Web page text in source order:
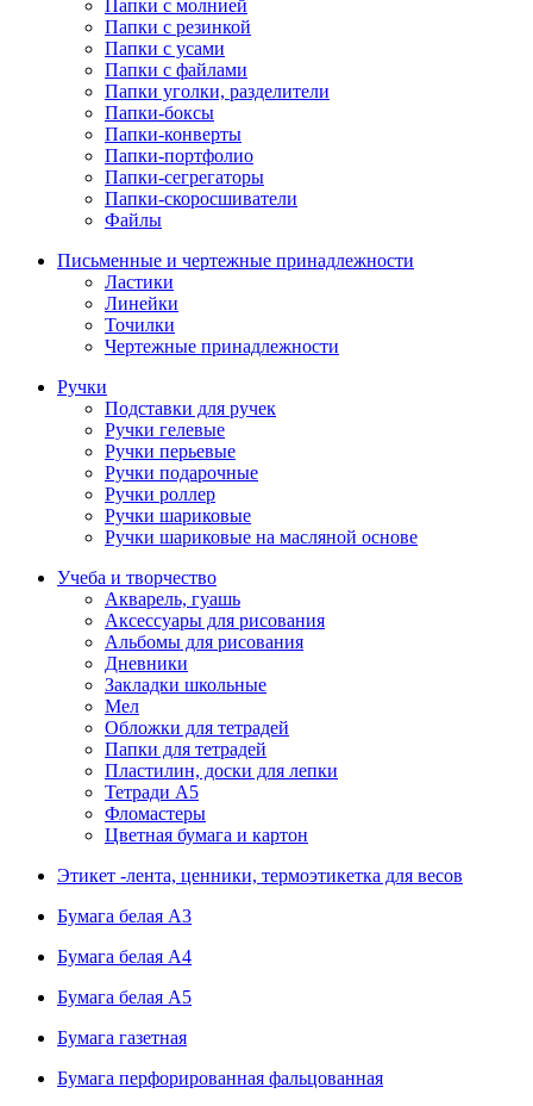
Папки с молнией
Папки с резинкой
Папки с усами
Папки с файлами
Папки уголки, разделители
Папки-боксы
Папки-конверты
Папки-портфолио
Папки-сегрегаторы
Папки-скоросшиватели
Файлы
Письменные и чертежные принадлежности
Ластики
Линейки
Точилки
Чертежные принадлежности
Ручки
Подставки для ручек
Ручки гелевые
Ручки перьевые
Ручки подарочные
Ручки роллер
Ручки шариковые
Ручки шариковые на масляной основе
Учеба и творчество
Акварель, гуашь
Аксессуары для рисования
Альбомы для рисования
Дневники
Закладки школьные
Мел
Обложки для тетрадей
Папки для тетрадей
Пластилин, доски для лепки
Тетради А5
Фломастеры
Цветная бумага и картон
Этикет -лента, ценники, термоэтикетка для весов
Бумага белая А3
Бумага белая А4
Бумага белая А5
Бумага газетная
Бумага перфорированная фальцованная